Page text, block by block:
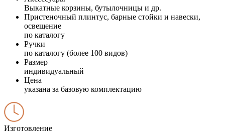
Выкатные корзины, бутылочницы и др.
Пристеночный плинтус, барные стойки и навески,
освещение
по каталогу
Ручки
по каталогу (более 100 видов)
Размер
индивидуальный
Цена
указана за базовую комплектацию
Изготовление